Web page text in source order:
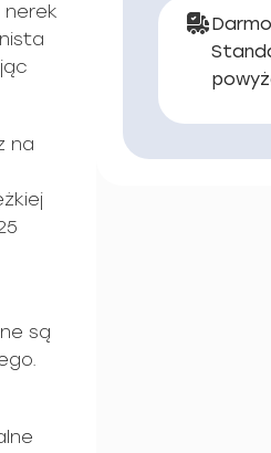
nerek
na
są